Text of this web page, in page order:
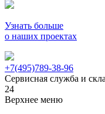
Узнать больше
о наших проектах
+7(495)789-38-96
Сервисная служба и
24
Верхнее меню